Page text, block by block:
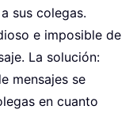
sus colegas.
e imposible de
La solución:
mensajes se
en cuanto